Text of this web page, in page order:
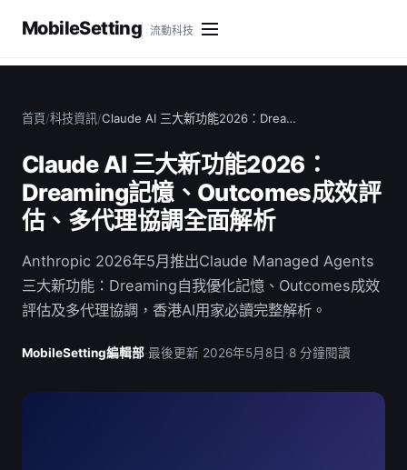
MobileSetting 流動科技
首頁/科技資訊/Claude AI 三大新功能2026：Drea…
Claude AI 三大新功能2026：
Dreaming記憶、Outcomes成效評
估、多代理協調全面解析
Anthropic 2026年5月推出Claude Managed Agents
三大新功能：Dreaming自我優化記憶、Outcomes成效
評估及多代理協調，香港AI用家必讀完整解析。
MobileSetting編輯部·最後更新 2026年5月8日 ·8 分鐘閱讀